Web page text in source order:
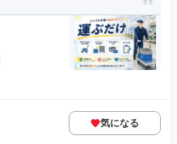
気になる